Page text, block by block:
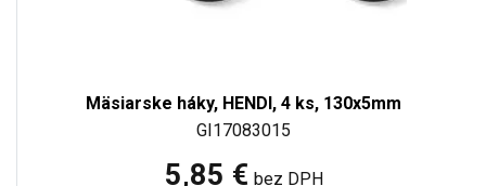
Mäsiarske háky, HENDI, 4 ks, 130x5mm
GI17083015
5,85 € bez DPH